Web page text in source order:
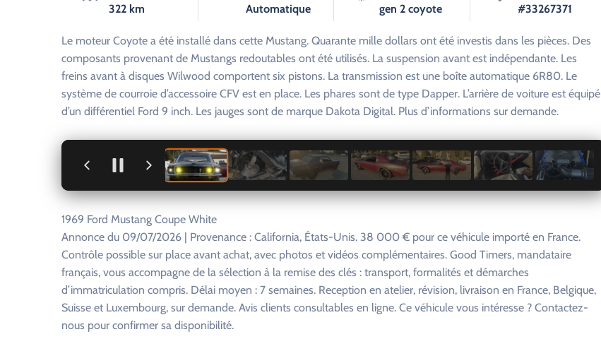
322 km Automatique gen 2 coyote #33267371
Le moteur Coyote a été installé dans cette Mustang. Quarante mille dollars ont été investis dans les pièces. Des
composants provenant de Mustangs redoutables ont été utilisés. La suspension avant est indépendante. Les
freins avant à disques Wilwood comportent six pistons. La transmission est une boîte automatique 6R80. Le
système de courroie d’accessoire CFV est en place. Les phares sont de type Dapper. L’arrière de voiture est équipé
d’un différentiel Ford 9 inch. Les jauges sont de marque Dakota Digital. Plus d’informations sur demande.
1 / 7
1969 Ford Mustang Coupe White
Annonce du 09/07/2026 | Provenance : California, États-Unis. 38 000 € pour ce véhicule importé en France.
Contrôle possible sur place avant achat, avec photos et vidéos complémentaires. Good Timers, mandataire
français, vous accompagne de la sélection à la remise des clés : transport, formalités et démarches
d’immatriculation compris. Délai moyen : 7 semaines. Reception en atelier, révision, livraison en France, Belgique,
Suisse et Luxembourg, sur demande. Avis clients consultables en ligne. Ce véhicule vous intéresse ? Contactez-
nous pour confirmer sa disponibilité.